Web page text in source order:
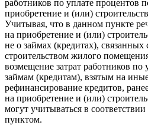
работников по уплате процентов
приобретение и (или)
Учитывая, что в данном пункте
на приобретение и (или)
не о займах (кредитах),
строительством жилого
возмещение затрат работников по
займам (кредитам), взятым на
рефинансирование кредитов,
на приобретение и (или)
могут учитываться в
пунктом.